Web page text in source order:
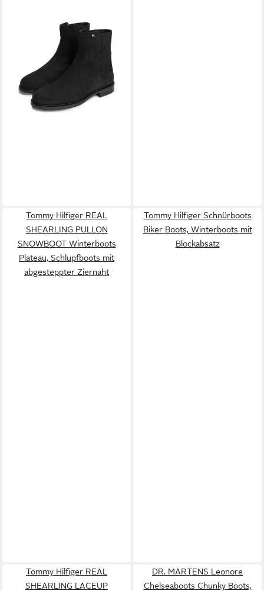
CHELSEA Chelseaboots
Blockabsatz, Businessboots
mit breitem Stretcheinsatz
Tommy Hilfiger REAL
SHEARLING PULLON
SNOWBOOT Winterboots
Plateau, Schlupfboots mit
abgesteppter Ziernaht
Tommy Hilfiger Schnürboots
Biker Boots, Winterboots mit
Blockabsatz
Tommy Hilfiger REAL
SHEARLING LACEUP
DR. MARTENS Leonore
Chelseaboots Chunky Boots,